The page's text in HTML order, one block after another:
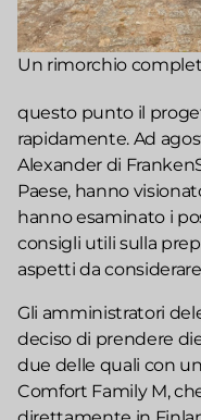
Un rimorchio
questo punto il
rapidamente. Ad
Alexander di
Paese, hanno
hanno esaminato i
consigli utili sulla
aspetti da
Gli amministratori
deciso di prendere
due delle quali con
Comfort Family M,